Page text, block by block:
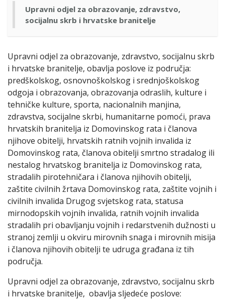
Upravni odjel za obrazovanje, zdravstvo,
socijalnu skrb i hrvatske branitelje
Upravni odjel za obrazovanje, zdravstvo, socijalnu skrb
i hrvatske branitelje, obavlja poslove iz područja:
predškolskog, osnovnoškolskog i srednjoškolskog
odgoja i obrazovanja, obrazovanja odraslih, kulture i
tehničke kulture, sporta, nacionalnih manjina,
zdravstva, socijalne skrbi, humanitarne pomoći, prava
hrvatskih branitelja iz Domovinskog rata i članova
njihove obitelji, hrvatskih ratnih vojnih invalida iz
Domovinskog rata, članova obitelji smrtno stradalog ili
nestalog hrvatskog branitelja iz Domovinskog rata,
stradalih pirotehničara i članova njihovih obitelji,
zaštite civilnih žrtava Domovinskog rata, zaštite vojnih i
civilnih invalida Drugog svjetskog rata, statusa
mirnodopskih vojnih invalida, ratnih vojnih invalida
stradalih pri obavljanju vojnih i redarstvenih dužnosti u
stranoj zemlji u okviru mirovnih snaga i mirovnih misija
i članova njihovih obitelji te udruga građana iz tih
područja.
Upravni odjel za obrazovanje, zdravstvo, socijalnu skrb
i hrvatske branitelje, obavlja sljedeće poslove: